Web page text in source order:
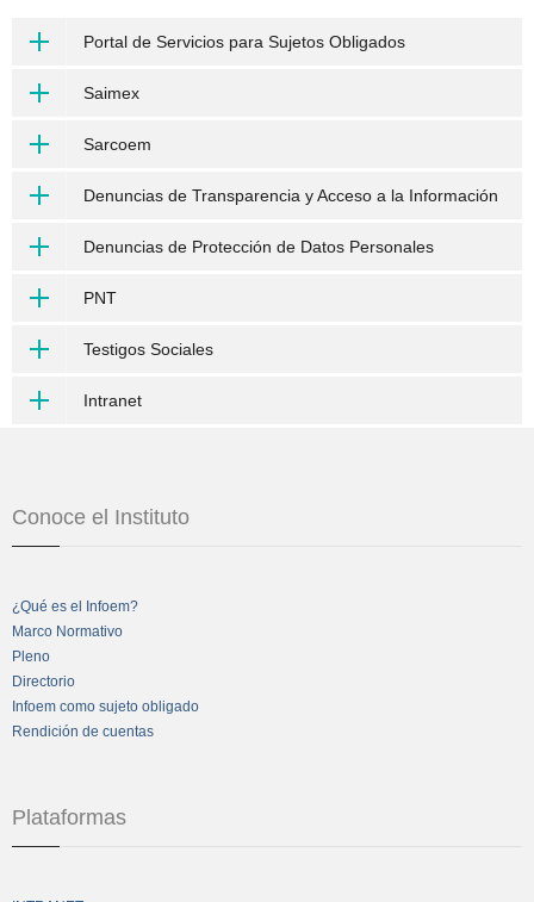
Portal de Servicios para Sujetos Obligados
Saimex
Sarcoem
Denuncias de Transparencia y Acceso a la Información
Denuncias de Protección de Datos Personales
PNT
Testigos Sociales
Intranet
Conoce el Instituto
¿Qué es el Infoem?
Marco Normativo
Pleno
Directorio
Infoem como sujeto obligado
Rendición de cuentas
Plataformas